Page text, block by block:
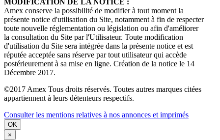
MODIFICATION DE LA NOTICE :
Amex conserve la possibilité de modifier à tout moment la
présente notice d'utilisation du Site, notamment à fin de respecter
toute nouvelle réglementation ou législation ou afin d'améliorer
la consultation du Site par l'Utilisateur. Toute modification
d'utilisation du Site sera intégrée dans la présente notice et est
réputée acceptée sans réserve par tout utilisateur qui accède
postérieurement à sa mise en ligne. Création de la notice le 14
Décembre 2017.
©2017 Amex Tous droits réservés. Toutes autres marques citées
appartiennent à leurs détenteurs respectifs.
Consulter les mentions relatives à nos annonces et imprimés
OK
×